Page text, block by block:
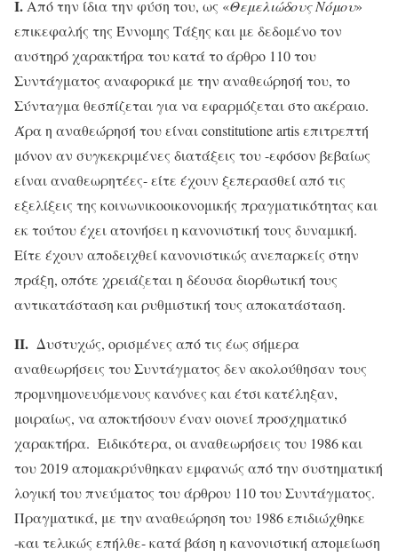
Ι. Από την ίδια την φύση του, ως «Θεμελιώδους Νόμου»
επικεφαλής της Έννομης Τάξης και με δεδομένο τον
αυστηρό χαρακτήρα του κατά το άρθρο 110 του
Συντάγματος αναφορικά με την αναθεώρησή του, το
Σύνταγμα θεσπίζεται για να εφαρμόζεται στο ακέραιο.
Άρα η αναθεώρησή του είναι constitutione artis επιτρεπτή
μόνον αν συγκεκριμένες διατάξεις του -εφόσον βεβαίως
είναι αναθεωρητέες- είτε έχουν ξεπερασθεί από τις
εξελίξεις της κοινωνικοοικονομικής πραγματικότητας και
εκ τούτου έχει ατονήσει η κανονιστική τους δυναμική.
Είτε έχουν αποδειχθεί κανονιστικώς ανεπαρκείς στην
πράξη, οπότε χρειάζεται η δέουσα διορθωτική τους
αντικατάσταση και ρυθμιστική τους αποκατάσταση.
ΙΙ. Δυστυχώς, ορισμένες από τις έως σήμερα
αναθεωρήσεις του Συντάγματος δεν ακολούθησαν τους
προμνημονευόμενους κανόνες και έτσι κατέληξαν,
μοιραίως, να αποκτήσουν έναν οιονεί προσχηματικό
χαρακτήρα. Ειδικότερα, οι αναθεωρήσεις του 1986 και
του 2019 απομακρύνθηκαν εμφανώς από την συστηματική
λογική του πνεύματος του άρθρου 110 του Συντάγματος.
Πραγματικά, με την αναθεώρηση του 1986 επιδιώχθηκε
-και τελικώς επήλθε- κατά βάση η κανονιστική απομείωση